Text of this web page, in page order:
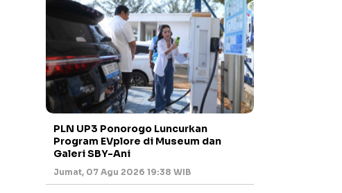
PLN UP3 Ponorogo Luncurkan
Program EVplore di Museum dan
Galeri SBY-Ani
Jumat, 07 Agu 2026 19:38 WIB